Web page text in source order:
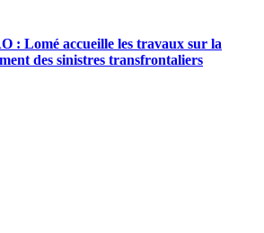
: Lomé accueille les travaux sur la
des sinistres transfrontaliers